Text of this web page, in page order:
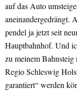
auf das Auto
aneinandergedrängt.
pendel ja jetzt seit
Hauptbahnhof. Und
zu meinem
Regio Schleswig
garantiert“ werden